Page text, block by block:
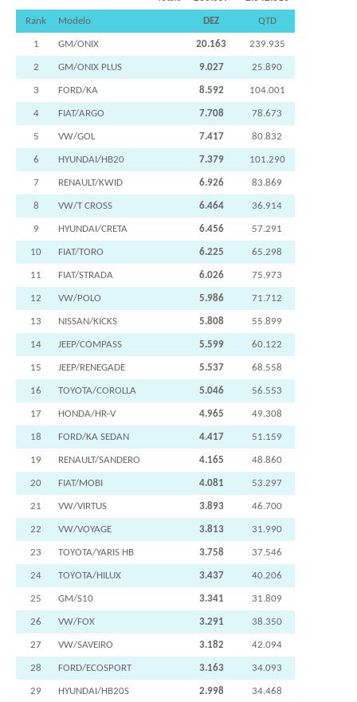
Rank Modelo DEZ QTD
1 GM/ONIX 20.163 239.935
2 GM/ONIX PLUS 9.027 25.890
3 FORD/KA 8.592 104.001
4 FIAT/ARGO 7.708 78.673
5 VW/GOL 7.417 80.832
6 HYUNDAI/HB20 7.379 101.290
7 RENAULT/KWID 6.926 83.869
8 VW/T CROSS 6.464 36.914
9 HYUNDAI/CRETA 6.456 57.291
10 FIAT/TORO 6.225 65.298
11 FIAT/STRADA 6.026 75.973
12 VW/POLO 5.986 71.712
13 NISSAN/KICKS 5.808 55.899
14 JEEP/COMPASS 5.599 60.122
15 JEEP/RENEGADE 5.537 68.558
16 TOYOTA/COROLLA 5.046 56.553
17 HONDA/HR-V 4.965 49.308
18 FORD/KA SEDAN 4.417 51.159
19 RENAULT/SANDERO 4.165 48.860
20 FIAT/MOBI 4.081 53.297
21 VW/VIRTUS 3.893 46.700
22 VW/VOYAGE 3.813 31.990
23 TOYOTA/YARIS HB 3.758 37.546
24 TOYOTA/HILUX 3.437 40.206
25 GM/S10 3.341 31.809
26 VW/FOX 3.291 38.350
27 VW/SAVEIRO 3.182 42.094
28 FORD/ECOSPORT 3.163 34.093
29 HYUNDAI/HB20S 2.998 34.468